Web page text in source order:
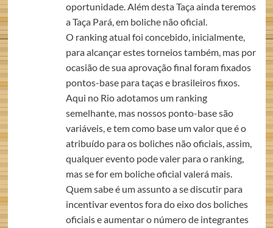
oportunidade. Além desta Taça ainda teremos
a Taça Pará, em boliche não oficial.
O ranking atual foi concebido, inicialmente,
para alcançar estes torneios também, mas por
ocasião de sua aprovação final foram fixados
pontos-base para taças e brasileiros fixos.
Aqui no Rio adotamos um ranking
semelhante, mas nossos ponto-base são
variáveis, e tem como base um valor que é o
atribuído para os boliches não oficiais, assim,
qualquer evento pode valer para o ranking,
mas se for em boliche oficial valerá mais.
Quem sabe é um assunto a se discutir para
incentivar eventos fora do eixo dos boliches
oficiais e aumentar o número de integrantes